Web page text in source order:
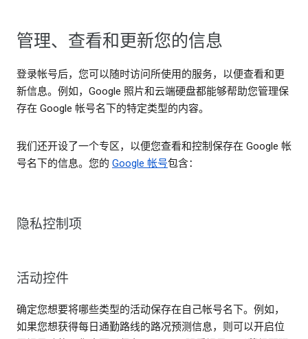
管理、查看和更新您的信息
登录帐号后，您可以随时访问所使用的服务，以便查看和更
新信息。例如，Google 照片和云端硬盘都能够帮助您管理保
存在 Google 帐号名下的特定类型的内容。
我们还开设了一个专区，以便您查看和控制保存在 Google 帐
号名下的信息。您的 Google 帐号包含：
隐私控制项
活动控件
确定您想要将哪些类型的活动保存在自己帐号名下。例如，
如果您想获得每日通勤路线的路况预测信息，则可以开启位